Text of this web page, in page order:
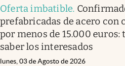
Mediakit
abre en nueva pestaña
Argentina
Oferta imbatible.
prefabricadas de acero con
por menos de 15.000 euros:
saber los interesados
lunes, 03 de Agosto de 2026